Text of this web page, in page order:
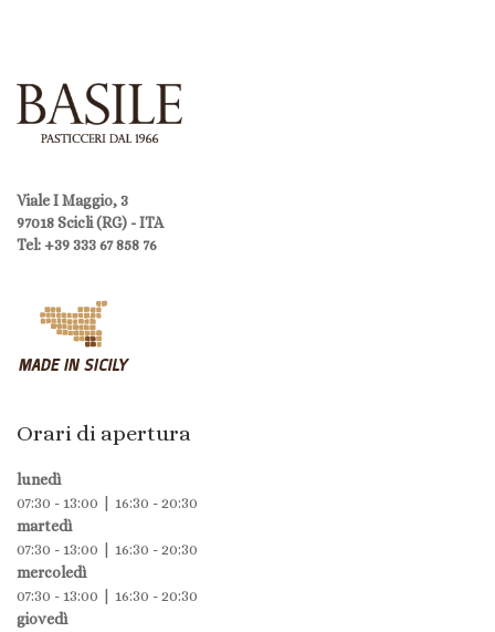
Viale I Maggio, 3
97018 Scicli (RG) - ITA
Tel: +39 333 67 858 76
Orari di apertura
lunedì
07:30 - 13:00 | 16:30 - 20:30
martedì
07:30 - 13:00 | 16:30 - 20:30
mercoledì
07:30 - 13:00 | 16:30 - 20:30
giovedì